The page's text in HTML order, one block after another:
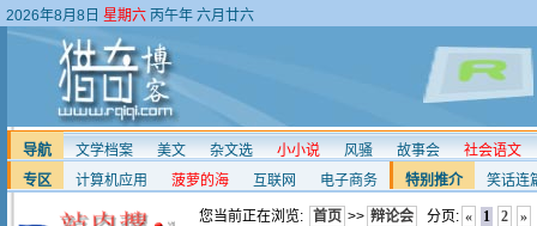
2026年8月8日 星期六 丙午年 六月廿六
导航 文学档案 美文 杂文选 小小说 风骚 故事会
社会语文
专区
计算机应用 菠萝的海 互联网 电子商务 特别推介 笑话连
您当前正在浏览: 首页 >> 辩论会 分页: « 1 2 »